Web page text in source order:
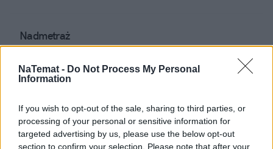
NaTemat - Do Not Process My Personal
Information
If you wish to opt-out of the sale, sharing to third parties, or
processing of your personal or sensitive information for
targeted advertising by us, please use the below opt-out
section to confirm your selection. Please note that after your
Nadmetraż
Po co komu pusty grób?
Napis z tytułem winy